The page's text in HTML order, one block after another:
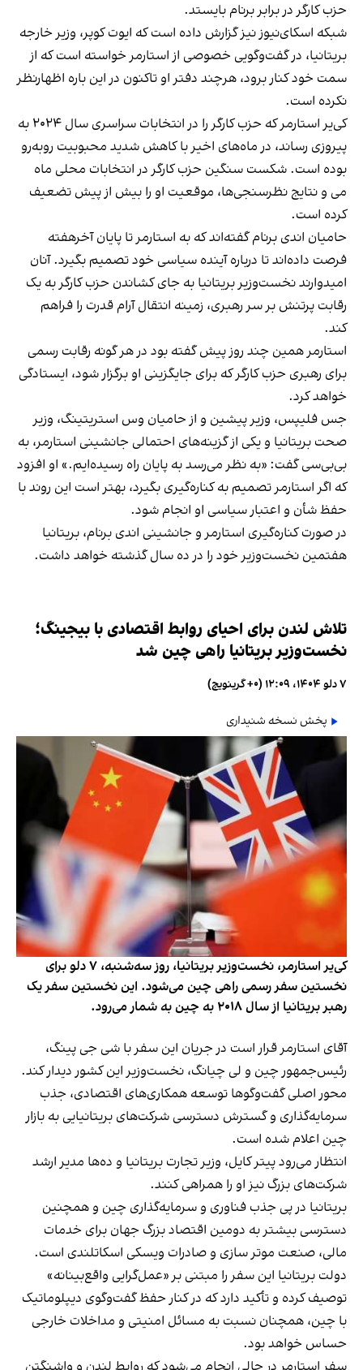
حزب کارگر در برابر برنام بایستد.
شبکه اسکای‌نیوز نیز گزارش داده است که ایوت کوپر، وزیر خارجه
بریتانیا، در گفت‌وگویی خصوصی از استارمر خواسته است که از
سمت خود کنار برود، هرچند دفتر او تاکنون در این باره اظهارنظر
نکرده است.
کی‌یر استارمر که حزب کارگر را در انتخابات سراسری سال ۲۰۲۴ به
پیروزی رساند، در ماه‌های اخیر با کاهش شدید محبوبیت روبه‌رو
بوده است. شکست سنگین حزب کارگر در انتخابات محلی ماه
می و نتایج نظرسنجی‌ها، موقعیت او را بیش از پیش تضعیف
کرده است.
حامیان اندی برنام گفته‌اند که به استارمر تا پایان آخرهفته
فرصت داده‌اند تا درباره آینده سیاسی خود تصمیم بگیرد. آنان
امیدوارند نخست‌وزیر بریتانیا به جای کشاندن حزب کارگر به یک
رقابت پرتنش بر سر رهبری، زمینه انتقال آرام قدرت را فراهم
کند.
استارمر همین چند روز پیش گفته بود در هر گونه رقابت رسمی
برای رهبری حزب کارگر که برای جایگزینی او برگزار شود، ایستادگی
خواهد کرد.
جس فلیپس، وزیر پیشین و از حامیان وس استریتینگ، وزیر
صحت بریتانیا و یکی از گزینه‌های احتمالی جانشینی استارمر، به
بی‌بی‌سی گفت: «به نظر می‌رسد به پایان راه رسیده‌ایم.» او افزود
که اگر استارمر تصمیم به کناره‌گیری بگیرد، بهتر است این روند با
حفظ شأن و اعتبار سیاسی او انجام شود.
در صورت کناره‌گیری استارمر و جانشینی اندی برنام، بریتانیا
هفتمین نخست‌وزیر خود را در ده سال گذشته خواهد داشت.
تلاش لندن برای احیای روابط اقتصادی با بیجینگ؛
نخست‌وزیر بریتانیا راهی چین شد
۷ دلو ۱۴۰۴، ۱۲:۰۹ (‎+۰ گرینویچ)
پخش نسخه شنیداری
کی‌یر استارمر، نخست‌وزیر بریتانیا، روز سه‌شنبه، ۷ دلو برای
نخستین سفر رسمی راهی چین می‌شود. این نخستین سفر یک
رهبر بریتانیا از سال ۲۰۱۸ به چین به شمار می‌رود.
آقای استارمر قرار است در جریان این سفر با شی جی پینگ،
رئیس‌جمهور چین و لی چیانگ، نخست‌وزیر این کشور دیدار کند.
محور اصلی گفت‌وگوها توسعه همکاری‌های اقتصادی، جذب
سرمایه‌گذاری و گسترش دسترسی شرکت‌های بریتانیایی به بازار
چین اعلام شده است.
انتظار می‌رود پیتر کایل، وزیر تجارت بریتانیا و ده‌ها مدیر ارشد
شرکت‌های بزرگ نیز او را همراهی کنند.
بریتانیا در پی جذب فناوری و سرمایه‌گذاری چین و همچنین
دسترسی بیشتر به دومین اقتصاد بزرگ جهان برای خدمات
مالی، صنعت موتر سازی و صادرات ویسکی اسکاتلندی است.
دولت بریتانیا این سفر را مبتنی بر «عمل‌گرایی واقع‌بینانه»
توصیف کرده و تأکید دارد که در کنار حفظ گفت‌وگوی دیپلوماتیک
با چین، همچنان نسبت به مسائل امنیتی و مداخلات خارجی
حساس خواهد بود.